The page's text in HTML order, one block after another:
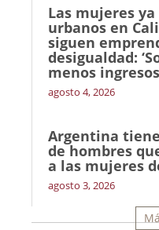
Las mujeres
urbanos en
siguen
desigualdad:
menos
agosto 4, 2026
Argentina
de hombres
a las mujeres
agosto 3, 2026